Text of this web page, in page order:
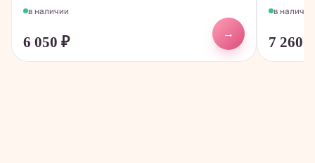
в наличии
6 050 ₽
→
в наличии
7 260